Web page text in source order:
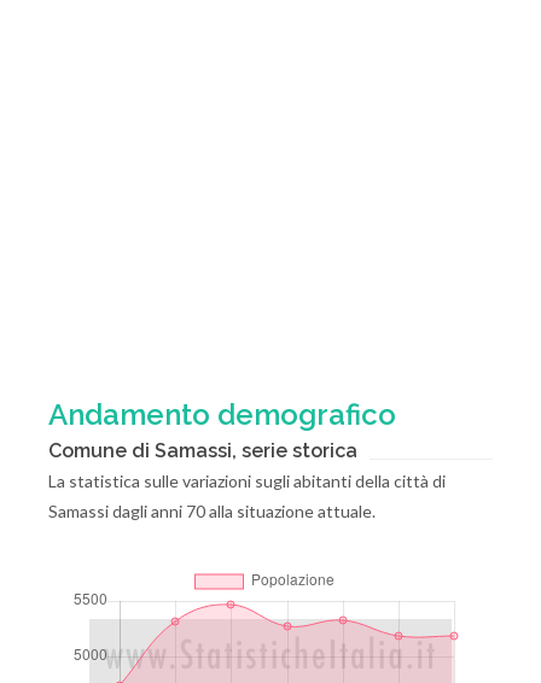
Andamento demografico
Comune di Samassi, serie storica
La statistica sulle variazioni sugli abitanti della città di
Samassi dagli anni 70 alla situazione attuale.